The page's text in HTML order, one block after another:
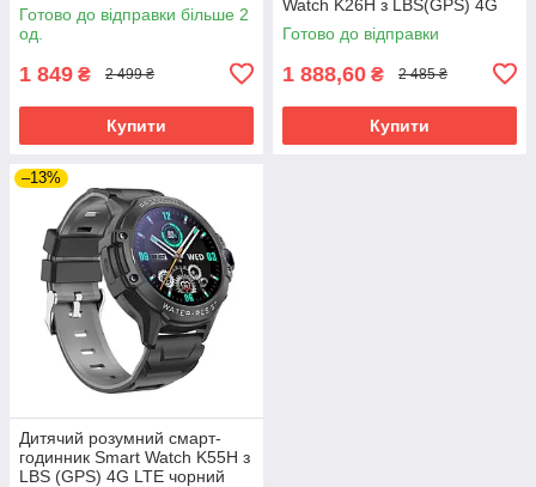
Готово до відправки більше 2
од.
1 849 ₴ 2 499 ₴
Купити
Watch K26H з LBS(GPS) 4G
LTE
Готово до відправки
1 888,60 ₴ 2 485 ₴
Купити
–13%
Дитячий розумний смарт-
годинник Smart Watch K55H з
LBS (GPS) 4G LTE чорний